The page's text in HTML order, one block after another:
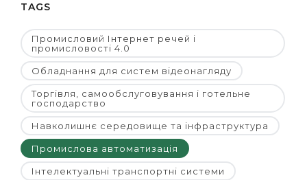
TAGS
Промисловий Інтернет речей і
промисловості 4.0
Обладнання для систем відеонагляду
Торгівля, самообслуговування і готельне
господарство
Навколишнє середовище та інфраструктура
Промислова автоматизація
Інтелектуальні транспортні системи